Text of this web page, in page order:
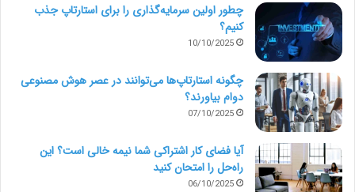
چطور اولین سرمایه‌گذاری را برای استارتاپ جذب
کنیم؟
10/10/2025
چگونه استارتاپ‌ها می‌توانند در عصر هوش مصنوعی
دوام بیاورند؟
07/10/2025
آیا فضای کار اشتراکی شما نیمه‌ خالی است؟ این
راه‌حل را امتحان کنید
06/10/2025